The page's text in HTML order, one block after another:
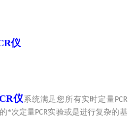
仪
仪系统满足您所有实时定量PCR
*次定量PCR实验或是进行复杂的基